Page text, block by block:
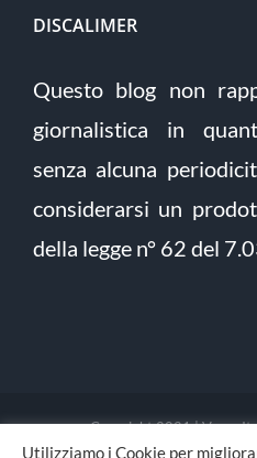
DISCALIMER
Questo blog non
giornalistica in
senza alcuna
considerarsi un
della legge n° 62 del
Copyright 2021 | Verso
PTTDRA88L03F205E | Tutti i
Utilizziamo i Cookie per